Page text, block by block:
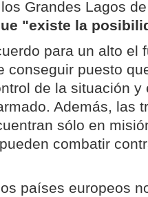
Grandes Lagos
"existe la
para un alto el
conseguir puesto
de la situación y
Además, las
sólo en
combatir
países europeos